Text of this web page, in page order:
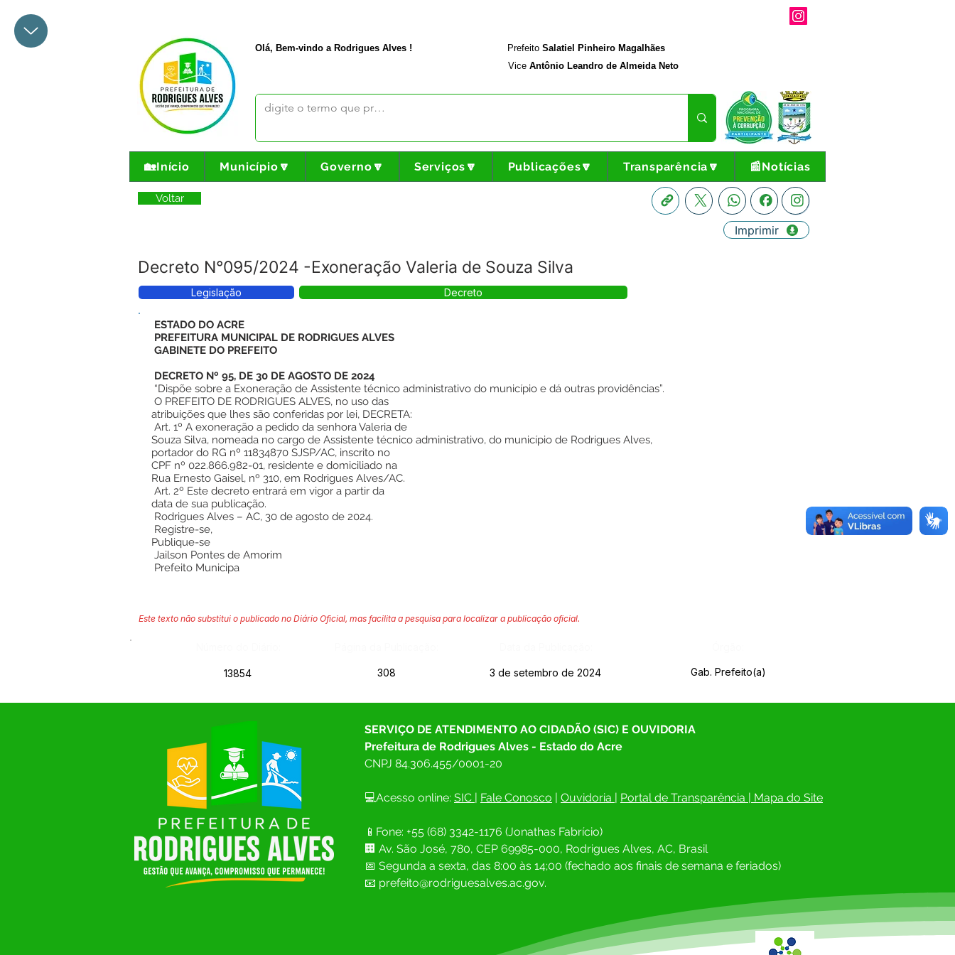
Olá, Bem-vindo a Rodrigues Alves ! Prefeito Salatiel Pinheiro Magalhães
Vice Antônio Leandro de Almeida Neto
🏡Início Município🔽 Governo🔽 Serviços🔽 Publicações🔽 Transparência🔽 📰Notícias
Voltar
Decreto N°095/2024 -Exoneração Valeria de Souza Silva
Imprimir
Legislação Decreto
ESTADO DO ACRE
PREFEITURA MUNICIPAL DE RODRIGUES ALVES
GABINETE DO PREFEITO
DECRETO Nº 95, DE 30 DE AGOSTO DE 2024
“Dispõe sobre a Exoneração de Assistente técnico administrativo do município e dá outras providências”.
O PREFEITO DE RODRIGUES ALVES, no uso das
atribuições que lhes são conferidas por lei, DECRETA:
Art. 1º A exoneração a pedido da senhora Valeria de
Souza Silva, nomeada no cargo de Assistente técnico administrativo, do município de Rodrigues Alves,
portador do RG nº 11834870 SJSP/AC, inscrito no
CPF nº 022.866.982-01, residente e domiciliado na
Rua Ernesto Gaisel, nº 310, em Rodrigues Alves/AC.
Art. 2º Este decreto entrará em vigor a partir da
data de sua publicação.
Rodrigues Alves – AC, 30 de agosto de 2024.
Registre-se,
Publique-se
Jailson Pontes de Amorim
Prefeito Municipa
Este texto não substitui o publicado no Diário Oficial, mas facilita a pesquisa para localizar a publicação oficial.
13854 308 3 de setembro de 2024 Gab. Prefeito(a)
SERVIÇO DE ATENDIMENTO AO CIDADÃO (SIC) E OUVIDORIA
Prefeitura de Rodrigues Alves - Estado do Acre
CNPJ 84.306.455/0001-20
💻Acesso online: SIC | Fale Conosco | Ouvidoria | Portal de Transparência | Mapa do Site
📱Fone: +55 (68) 3342-1176 (Jonathas Fabrício)
🏢 Av. São José, 780, CEP 69985-000, Rodrigues Alves, AC, Brasil
📅 Segunda a sexta, das 8:00 às 14;00 (fechado aos finais de semana e feriados)
📧 prefeito@rodriguesalves.ac.gov.